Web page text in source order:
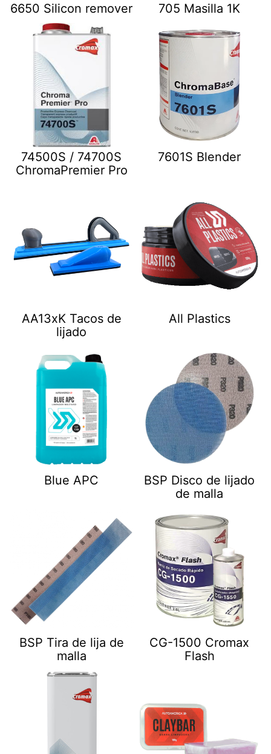
6650 Silicon remover 705 Masilla 1K
74500S / 74700S
ChromaPremier Pro
7601S Blender
AA13xK Tacos de
lijado
All Plastics
Blue APC
BSP Disco de lijado
de malla
BSP Tira de lija de
malla
CG-1500 Cromax
Flash